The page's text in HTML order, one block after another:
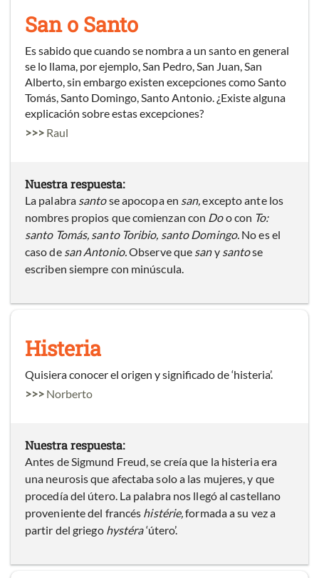
San o Santo
Es sabido que cuando se nombra a un santo en general
se lo llama, por ejemplo, San Pedro, San Juan, San
Alberto, sin embargo existen excepciones como Santo
Tomás, Santo Domingo, Santo Antonio. ¿Existe alguna
explicación sobre estas excepciones?
>>> Raul
Nuestra respuesta:
La palabra santose apocopa en san,exceptoante los
nombres propios que comienzan con Doo con To:
santo Tomás, santo Toribio, santo Domingo. No es el
caso de san Antonio.Observe que sany santose
escriben siempre con minúscula.
Histeria
Quisiera conocer el origen y significado de ‘histeria’.
>>> Norberto
Nuestra respuesta:
Antes de Sigmund Freud, se creía que la histeria era
una neurosis que afectaba solo a las mujeres, y que
procedía del útero. La palabra nos llegó al castellano
proveniente del francés histérie,formada a su vez a
partir del griego hystéra‘útero’.